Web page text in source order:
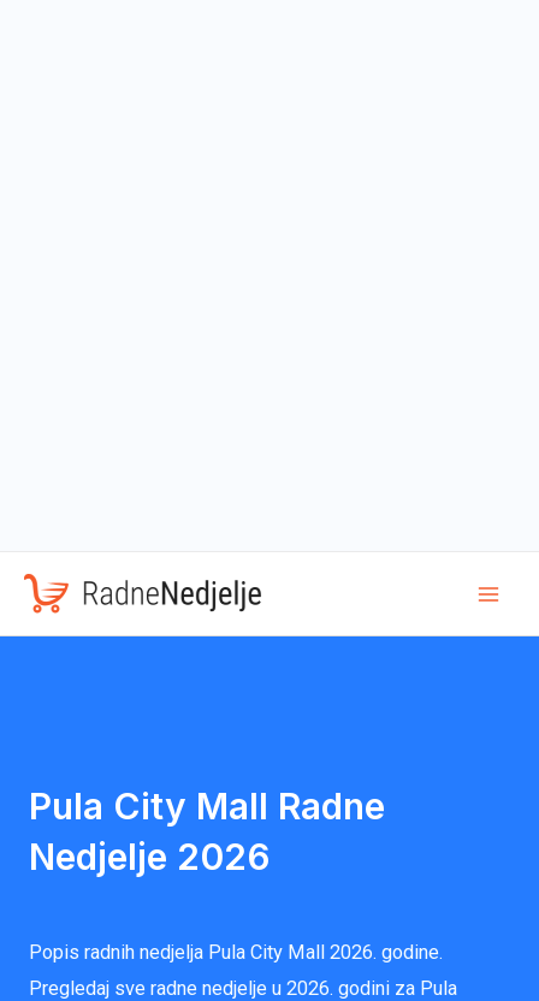
Pula City Mall Radne
Nedjelje 2026
Popis radnih nedjelja Pula City Mall 2026. godine.
Pregledaj sve radne nedjelje u 2026. godini za Pula